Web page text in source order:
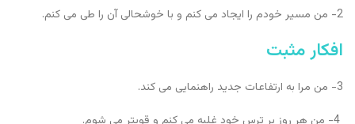
2- من مسیر خودم را ایجاد می کنم و با خوشحالی آن را طی می کنم.
افکار مثبت
3- من مرا به ارتفاعات جدید راهنمایی می کند.